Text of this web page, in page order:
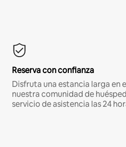
Reserva con confianza
Disfruta una estancia larga en
nuestra comunidad de
servicio de asistencia las 24